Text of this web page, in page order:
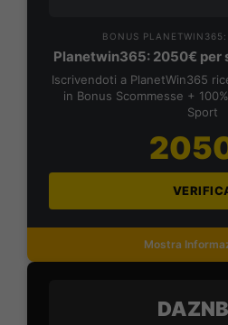
BONUS
Planetwin365: 2050€ per
Iscrivendoti a PlanetWin365
in Bonus Scommesse +
Sport
Mostra